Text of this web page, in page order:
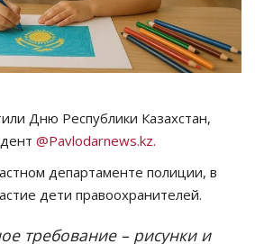
Дню Республики Казахстан,
@Pavlodarnews.kz.
департаменте полиции, в
дети правоохранителей.
требование – рисунки и